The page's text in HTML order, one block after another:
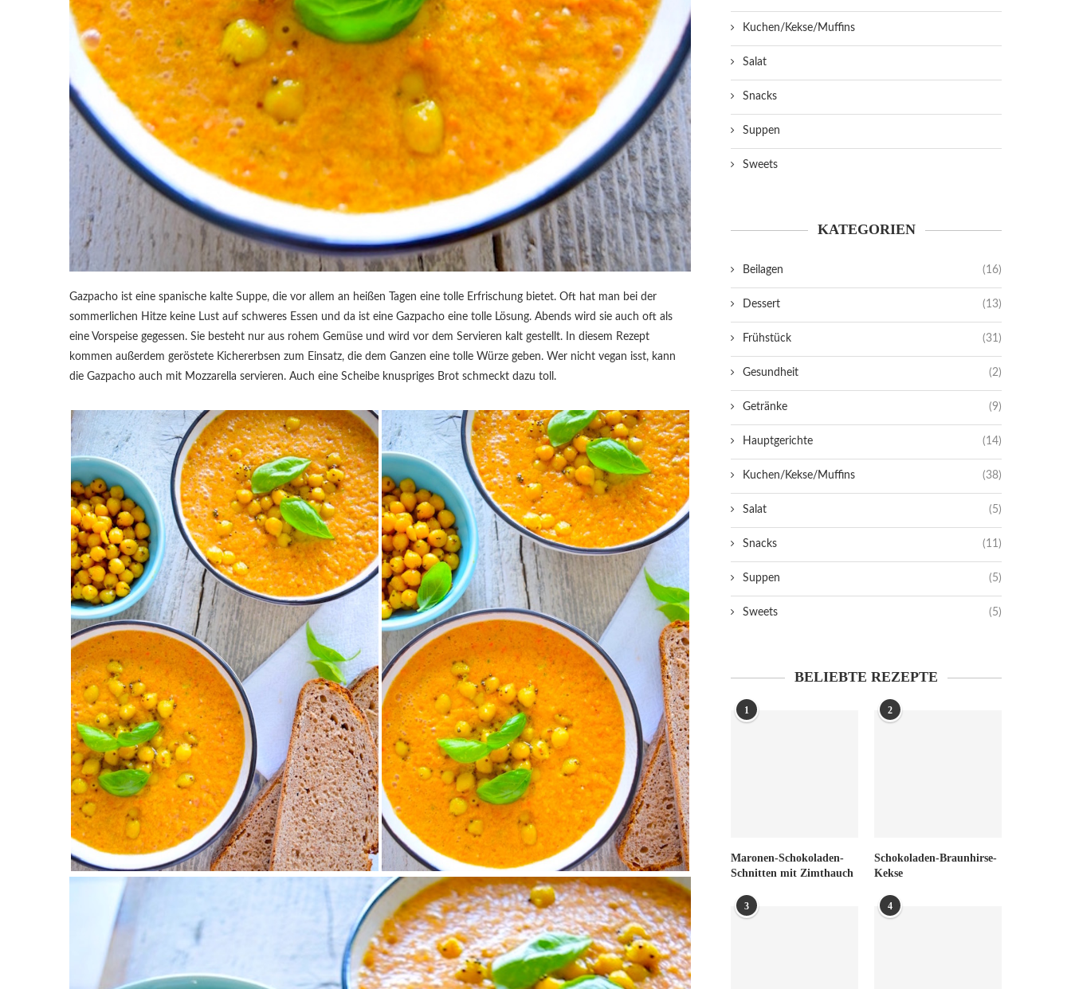
Gazpacho ist eine spanische kalte Suppe, die vor allem an heißen Tagen eine tolle Erfrischung bietet. Oft hat man bei der
sommerlichen Hitze keine Lust auf schweres Essen und da ist eine Gazpacho eine tolle Lösung. Abends wird sie auch oft als
eine Vorspeise gegessen. Sie besteht nur aus rohem Gemüse und wird vor dem Servieren kalt gestellt. In diesem Rezept
kommen außerdem geröstete Kichererbsen zum Einsatz, die dem Ganzen eine tolle Würze geben. Wer nicht vegan isst, kann
die Gazpacho auch mit Mozzarella servieren. Auch eine Scheibe knuspriges Brot schmeckt dazu toll.
Kuchen/Kekse/Muffins
Salat
Snacks
Suppen
Sweets
KATEGORIEN
Beilagen (16)
Dessert (13)
Frühstück (31)
Gesundheit (2)
Getränke (9)
Hauptgerichte (14)
Kuchen/Kekse/Muffins (38)
Salat (5)
Snacks (11)
Suppen (5)
Sweets (5)
BELIEBTE REZEPTE
1
Maronen-Schokoladen-
Schnitten mit Zimthauch
2
Schokoladen-Braunhirse-
Kekse
3 4